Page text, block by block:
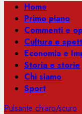
Menu
principale
Home
Primo piano
Commenti e
Cultura e
Economia e
Storia e storie
Chi siamo
Sport
Pulsante chiaro/scuro